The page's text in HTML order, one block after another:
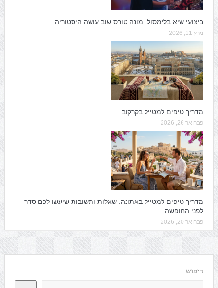
ביצועי שיא בלימסול: מונה טורס שוב עושה היסטוריה
מרץ 11, 2026
מדריך טיפים למטייל בקרקוב
פברואר 26, 2026
מדריך טיפים למטייל באתונה: שאלות ותשובות שיעשו לכם סדר
לפני החופשה
פברואר 20, 2026
חיפוש